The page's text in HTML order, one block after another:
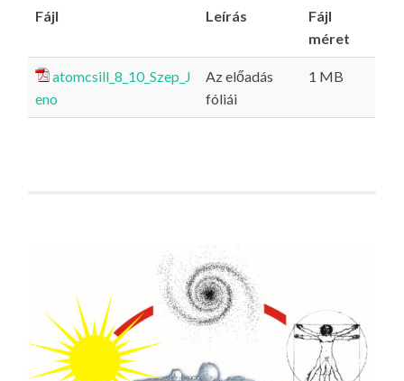
Fájl Leírás
Fájl
méret
atomcsill_8_10_Szep_J
eno
Az előadás
fóliái
1 MB